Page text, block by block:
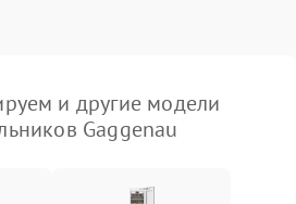
и другие модели
Gaggenau